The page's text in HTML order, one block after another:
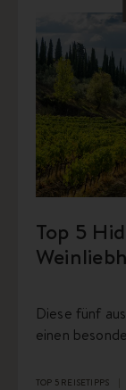
Top 5
Diese fünf
einen
TOP 5 REISETIPPS